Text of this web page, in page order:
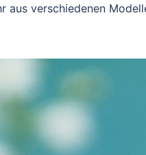
verschiedenen